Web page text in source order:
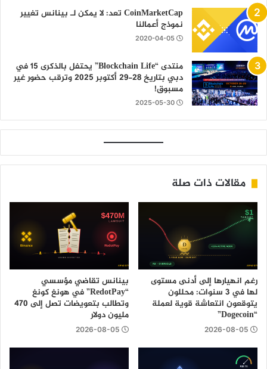
CoinMarketCap تعد: لا يمكن لـ بينانس تغيير
نموذج أعمالنا
2020-04-05
منتدى “Blockchain Life” يحتفل بالذكرى 15 في
دبي بتاريخ 28-29 أكتوبر 2025 وترقب حضور غير
مسبوق!
2025-05-30
مقالات ذات صلة
رغم انهيارها إلى أدنى مستوى
لها في 3 سنوات: محللون
يتوقعون انتعاشة قوية لعملة
“Dogecoin”
2026-08-05
بينانس تقاضي مؤسسي
“RedotPay” في هونغ كونغ
وتطالب بتعويضات تصل إلى 470
مليون دولار
2026-08-05